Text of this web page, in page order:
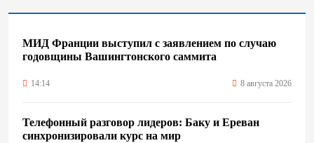
МИД Франции выступил с заявлением по случаю
годовщины Вашингтонского саммита
14:14 8 августа 2026
Телефонный разговор лидеров: Баку и Ереван
синхронизировали курс на мир